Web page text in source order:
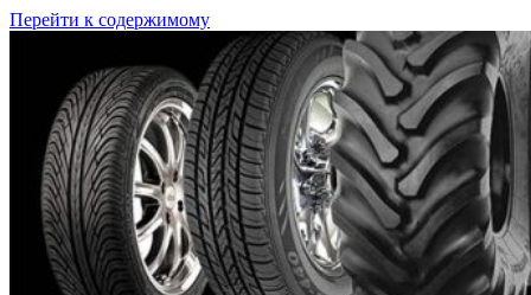
Перейти к содержимому